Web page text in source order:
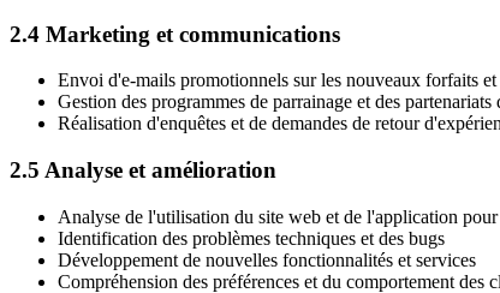
2.4 Marketing et communications
Envoi d'e-mails promotionnels sur les nouveaux forfaits
Gestion des programmes de parrainage et des
Réalisation d'enquêtes et de demandes de retour
2.5 Analyse et amélioration
Analyse de l'utilisation du site web et de l'application
Identification des problèmes techniques et des bugs
Développement de nouvelles fonctionnalités et services
Compréhension des préférences et du comportement des